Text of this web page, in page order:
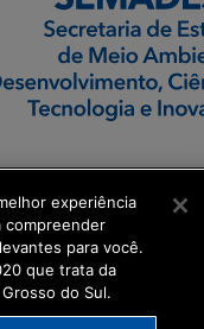
experiência
compreender
para você.
que trata da
do Sul.